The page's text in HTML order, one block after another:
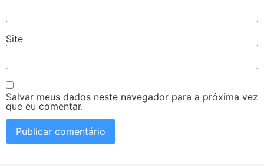
Site
Salvar meus dados neste navegador para a próxima vez
que eu comentar.